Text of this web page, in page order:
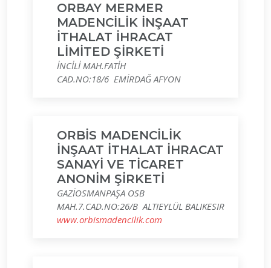
ORBAY MERMER
MADENCİLİK İNŞAAT
İTHALAT İHRACAT
LİMİTED ŞİRKETİ
İNCİLİ MAH.FATİH
CAD.NO:18/6 EMİRDAĞ AFYON
ORBİS MADENCİLİK
İNŞAAT İTHALAT İHRACAT
SANAYİ VE TİCARET
ANONİM ŞİRKETİ
GAZİOSMANPAŞA OSB
MAH.7.CAD.NO:26/B ALTIEYLÜL BALIKESIR
www.orbismadencilik.com